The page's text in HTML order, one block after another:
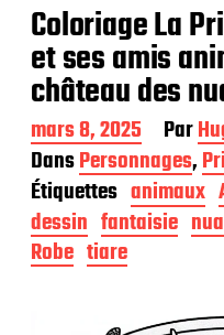
Coloriage La
et ses amis
château des
D
a
t
e
d
e
p
mars 8, 2025 Par
DansPersonnages,
Étiquettes animaux
dessin fantaisie
Robe tiare